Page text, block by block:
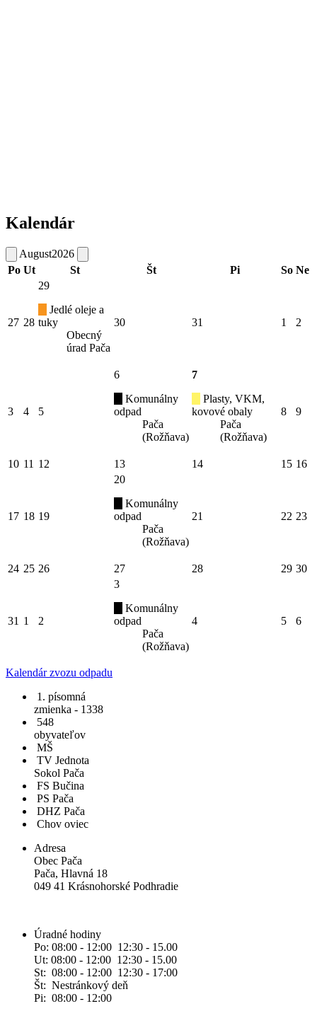
Kalendár
August2026
Po Ut St Št Pi So Ne
27 28
29
Jedlé oleje a
tuky
Obecný
úrad Pača
30 31 1 2
3 4 5
6
Komunálny
odpad
Pača
(Rožňava)
7
Plasty, VKM,
kovové obaly
Pača
(Rožňava)
8 9
10 11 12 13 14 15 16
17 18 19
20
Komunálny
odpad
Pača
(Rožňava)
21 22 23
24 25 26 27 28 29 30
31 1 2
3
Komunálny
odpad
Pača
(Rožňava)
4 5 6
Kalendár zvozu odpadu
1. písomná
zmienka - 1338
548
obyvateľov
MŠ
TV Jednota
Sokol Pača
FS Bučina
PS Pača
DHZ Pača
Chov oviec
Adresa
Obec Pača
Pača, Hlavná 18
049 41 Krásnohorské Podhradie
Úradné hodiny
Po: 08:00 - 12:00 12:30 - 15.00
Ut: 08:00 - 12:00 12:30 - 15.00
St: 08:00 - 12:00 12:30 - 17:00
Št: Nestránkový deň
Pi: 08:00 - 12:00